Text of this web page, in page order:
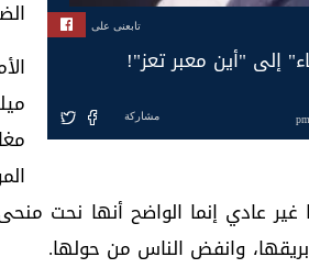
تابعنى على
إلى "أين معبر تعز"!
مشاركة
غير عادي إنما الواضح أنها نحت
وانفض الناس من حولها.